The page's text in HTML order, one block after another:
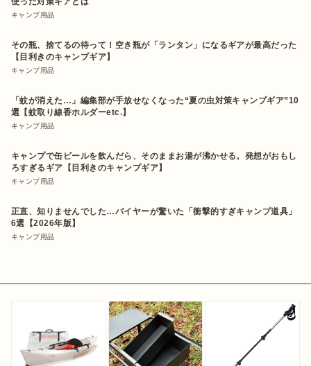
キャンプ用品
その瓶、捨てるの待って！空き瓶が「ランタン」になるギアが最高だった
【目利きのキャンプギア】
キャンプ用品
「蚊が消えた…」編集部が手放せなくなった“夏の虫対策キャンプギア”10
選【蚊取り線香ホルダーetc.】
キャンプ用品
キャンプで缶ビールを飲んだら、そのままお湯が沸かせる。発想がおもし
ろすぎるギア【目利きのキャンプギア】
キャンプ用品
正直、知りませんでした…バイヤーが驚いた「衝撃的すぎキャンプ道具」
6選【2026年版】
キャンプ用品